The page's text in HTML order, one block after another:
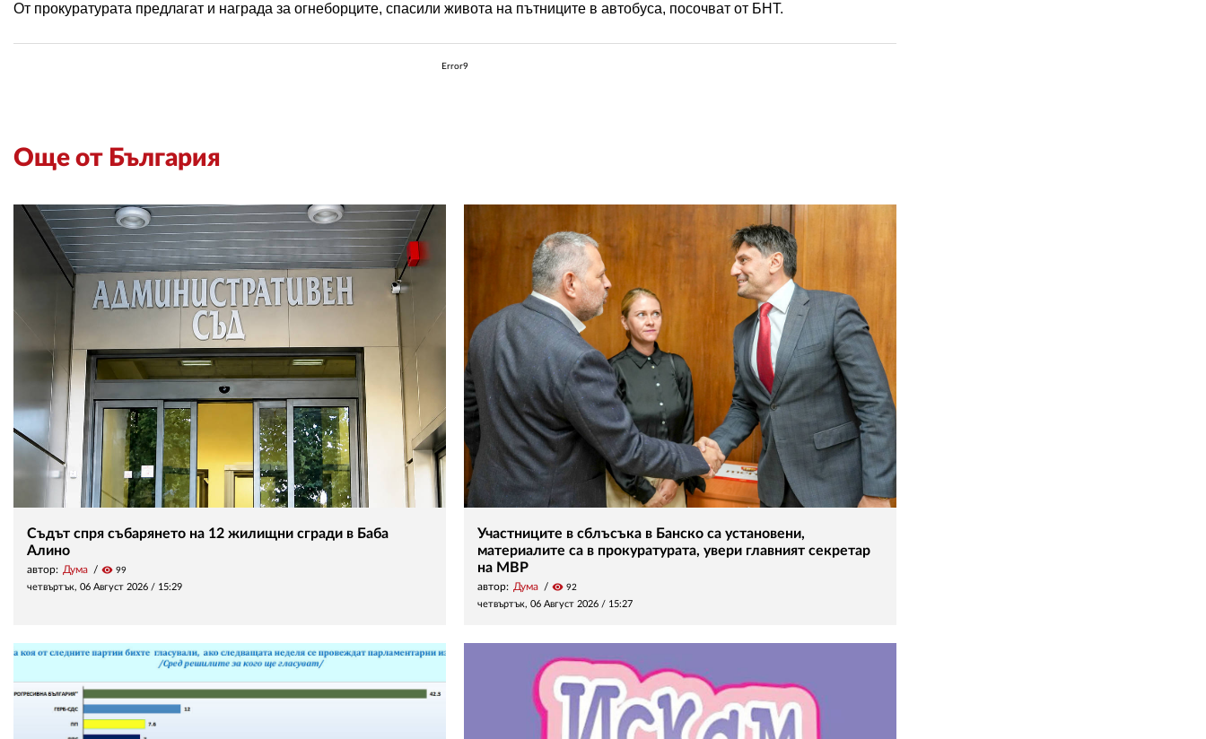
От прокуратурата предлагат и награда за огнеборците, спасили живота на пътниците в автобуса, посочват от БНТ.
Error9
Още от България
Съдът спря събарянето на 12 жилищни сгради в Баба
Алино
автор: Дума visibility 99
четвъртък, 06 Август 2026 / 15:29
Участниците в сблъсъка в Банско са установени,
материалите са в прокуратурата, увери главният секретар
на МВР
автор: Дума visibility 92
четвъртък, 06 Август 2026 / 15:27